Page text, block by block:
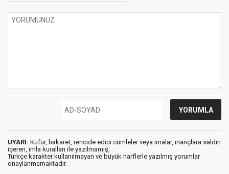
UYARI: Küfür, hakaret, rencide edici cümleler veya imalar, inançlara saldırı
içeren, imla kuralları ile yazılmamış,
Türkçe karakter kullanılmayan ve büyük harflerle yazılmış yorumlar
onaylanmamaktadır.